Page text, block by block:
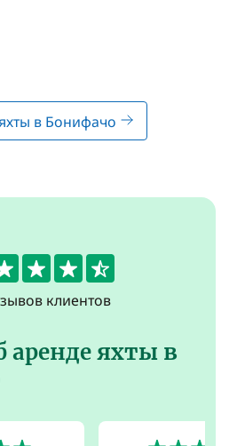
в Бонифачо
клиентов
аренде яхты в